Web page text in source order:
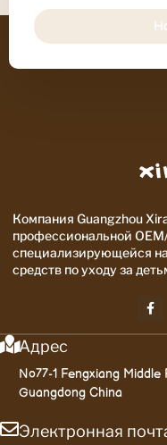
Компания Guangzhou
профессиональной
специализирующейся
средств по уходу за
Адрес
No77-1 Fengxiang
Guangdong China
Электронная